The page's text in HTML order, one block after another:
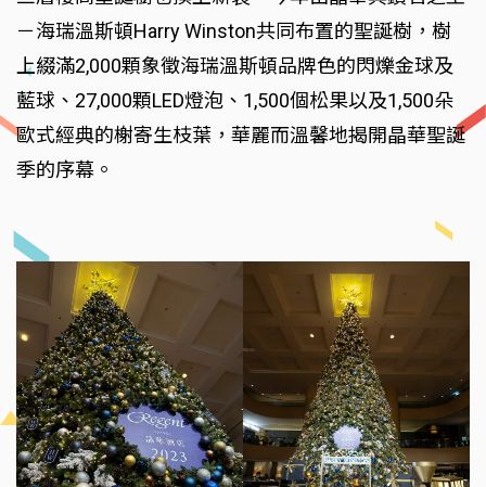
－海瑞溫斯頓Harry Winston共同布置的聖誕樹，樹
上綴滿2,000顆象徵海瑞溫斯頓品牌色的閃爍金球及
藍球、27,000顆LED燈泡、1,500個松果以及1,500朵
歐式經典的榭寄生枝葉，華麗而溫馨地揭開晶華聖誕
季的序幕。